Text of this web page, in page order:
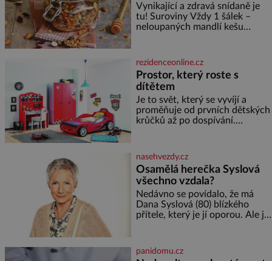
Vynikající a zdravá snídaně je
tu! Suroviny Vždy 1 šálek –
neloupaných mandlí kešu
semínek dýně rozinek 3 šálky
ovesných vloček 1 lžíce mlet
rezidenceonline.cz
Prostor, který roste s
dítětem
Je to svět, který se vyvíjí a
proměňuje od prvních dětských
krůčků až po dospívání.
soustředění i odpočinek a
reaguje na každou etapu života
a specifické potřeby dítěte. Pro
nejmenší je klíčová
jednoduchost, měkkost a
bezpečí, proto by pokoj
miminka měl působit především
nasehvezdy.cz
Osamělá herečka Syslová
všechno vzdala?
Nedávno se povídalo, že má
Dana Syslová (80) blízkého
přítele, který je jí oporou. Ale je
častěji mluví o svém odchodu.
Dohnala ji snad samota? Půs
panidomu.cz